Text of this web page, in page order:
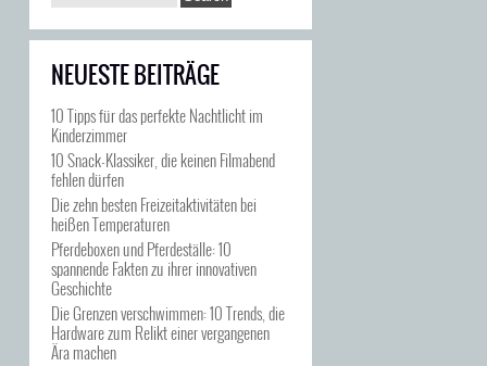
NEUESTE BEITRÄGE
10 Tipps für das perfekte Nachtlicht im
Kinderzimmer
10 Snack-Klassiker, die keinen Filmabend
fehlen dürfen
Die zehn besten Freizeitaktivitäten bei
heißen Temperaturen
Pferdeboxen und Pferdeställe: 10
spannende Fakten zu ihrer innovativen
Geschichte
Die Grenzen verschwimmen: 10 Trends, die
Hardware zum Relikt einer vergangenen
Ära machen